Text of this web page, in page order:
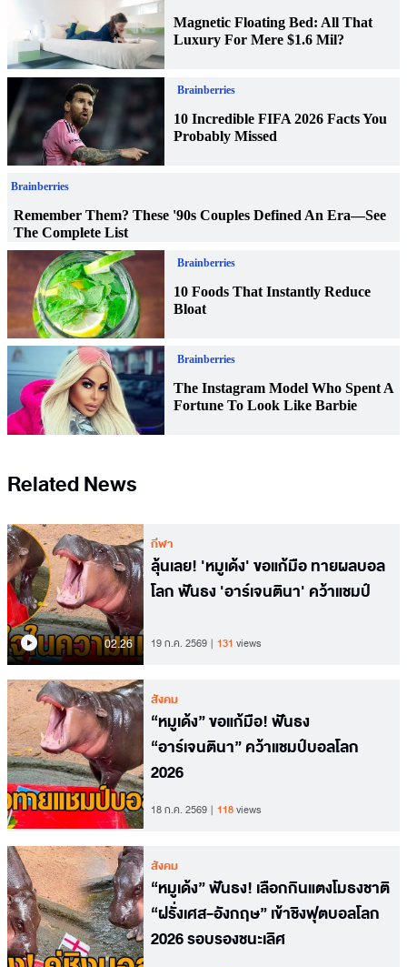
Related News
02.26
กีฬา
ลุ้นเลย! 'หมูเด้ง' ขอแก้มือ ทายผลบอล
โลก ฟันธง 'อาร์เจนตินา' คว้าแชมป์
19 ก.ค. 2569 131 views
สังคม
“หมูเด้ง” ขอแก้มือ! ฟันธง
“อาร์เจนตินา” คว้าแชมป์บอลโลก
2026
18 ก.ค. 2569 118views
สังคม
“หมูเด้ง” ฟันธง! เลือกกินแตงโมธงชาติ
“ฝรั่งเศส-อังกฤษ” เข้าชิงฟุตบอลโลก
2026 รอบรองชนะเลิศ